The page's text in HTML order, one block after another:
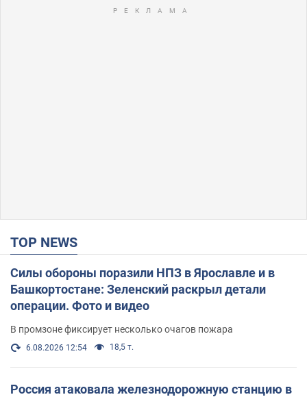
TOP NEWS
Силы обороны поразили НПЗ в Ярославле и в
Башкортостане: Зеленский раскрыл детали
операции. Фото и видео
В промзоне фиксирует несколько очагов пожара
6.08.2026 12:54 18,5 т.
Россия атаковала железнодорожную станцию в